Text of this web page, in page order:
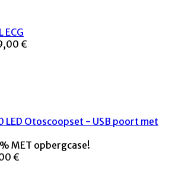
ECG
€
LED Otoscoopset - USB poort met
MET opbergcase!
€